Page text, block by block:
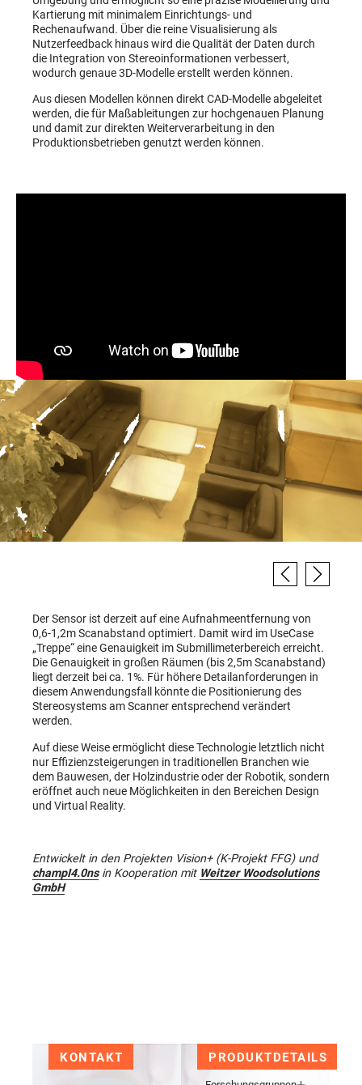
Kartierung mit minimalem Einrichtungs- und
Rechenaufwand. Über die reine Visualisierung als
Nutzerfeedback hinaus wird die Qualität der Daten durch
die Integration von Stereoinformationen verbessert,
wodurch genaue 3D-Modelle erstellt werden können.
Aus diesen Modellen können direkt CAD-Modelle abgeleitet
werden, die für Maßableitungen zur hochgenauen Planung
und damit zur direkten Weiterverarbeitung in den
Produktionsbetrieben genutzt werden können.
Der Sensor ist derzeit auf eine Aufnahmeentfernung von
0,6-1,2m Scanabstand optimiert. Damit wird im UseCase
„Treppe“ eine Genauigkeit im Submillimeterbereich erreicht.
Die Genauigkeit in großen Räumen (bis 2,5m Scanabstand)
liegt derzeit bei ca. 1%. Für höhere Detailanforderungen in
diesem Anwendungsfall könnte die Positionierung des
Stereosystems am Scanner entsprechend verändert
werden.
Auf diese Weise ermöglicht diese Technologie letztlich nicht
nur Effizienzsteigerungen in traditionellen Branchen wie
dem Bauwesen, der Holzindustrie oder der Robotik, sondern
eröffnet auch neue Möglichkeiten in den Bereichen Design
und Virtual Reality.
Entwickelt in den Projekten Vision+ (K-Projekt FFG) und
champI4.0nsin Kooperation mit Weitzer Woodsolutions
GmbH
KONTAKT PRODUKTDETAILS